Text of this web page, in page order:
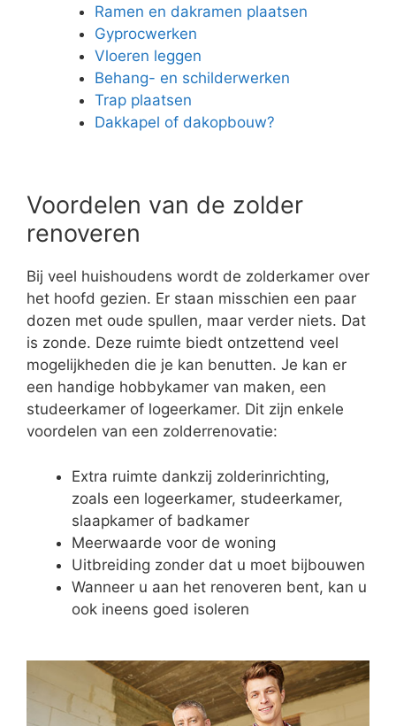
Ramen en dakramen plaatsen
Gyprocwerken
Vloeren leggen
Behang- en schilderwerken
Trap plaatsen
Dakkapel of dakopbouw?
Voordelen van de zolder
renoveren
Bij veel huishoudens wordt de zolderkamer over
het hoofd gezien. Er staan misschien een paar
dozen met oude spullen, maar verder niets. Dat
is zonde. Deze ruimte biedt ontzettend veel
mogelijkheden die je kan benutten. Je kan er
een handige hobbykamer van maken, een
studeerkamer of logeerkamer. Dit zijn enkele
voordelen van een zolderrenovatie:
Extra ruimte dankzij zolderinrichting,
zoals een logeerkamer, studeerkamer,
slaapkamer of badkamer
Meerwaarde voor de woning
Uitbreiding zonder dat u moet bijbouwen
Wanneer u aan het renoveren bent, kan u
ook ineens goed isoleren